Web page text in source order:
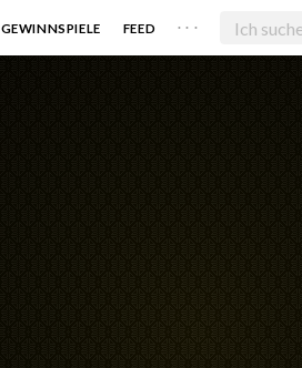
GEWINNSPIELE FEED . . .